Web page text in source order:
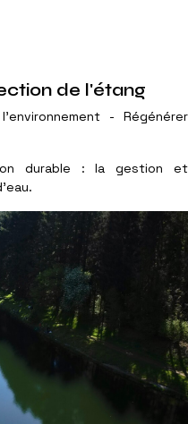
de l'étang
- Régénérer
durable : la gestion et